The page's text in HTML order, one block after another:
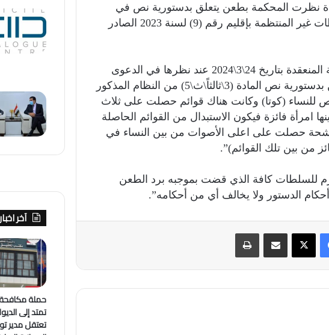
نظرت المحكمة بطعن يتعلق بدستورية نص في
نظام توزيع المقاعد لانتخابات مجالس المحافظات غير المنتظمة بإقليم رقم (9) لسنة 2023 الصادر
واضاف البيان انه “جاء ذلك في جلسة المحكمة المنعقدة بتاريخ 24\3\2024 عند نظرها في الدعوى
المقامة أمامها بالعدد (56\اتحادية\2024) للطعن بدستورية نص المادة (3\ثالثاً\ث\5) من النظام المذكور
للنساء (كوتا) وكانت هناك قوائم حصلت على ثلاث
امرأة فائزة فيكون الاستبدال من القوائم الحاصلة
حصلت على اعلى الأصوات من بين النساء في
من بين تلك القوائم)”.
للسلطات كافة الذي قضت بموجبه برد الطعن
الدستور ولا يخالف أي من أحكامه”.
فيسبوك X مشاركة عبر البريد طباعة
آخر
حملة
تمتد إلى
تعتقل مدير